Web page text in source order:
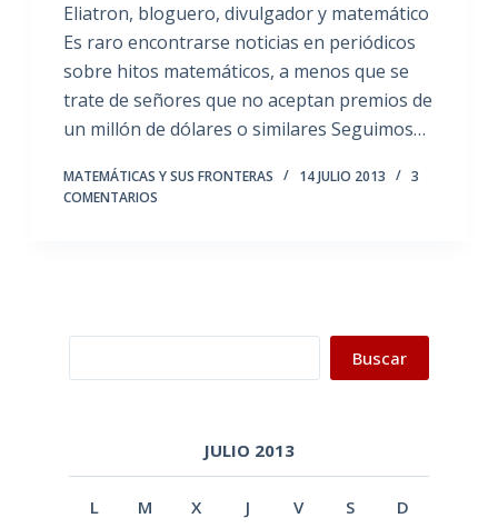
Eliatron, bloguero, divulgador y matemático
Es raro encontrarse noticias en periódicos
sobre hitos matemáticos, a menos que se
trate de señores que no aceptan premios de
un millón de dólares o similares Seguimos…
MATEMÁTICAS Y SUS FRONTERAS 14 JULIO 2013
3
COMENTARIOS
Buscar
JULIO 2013
L M X J V S D